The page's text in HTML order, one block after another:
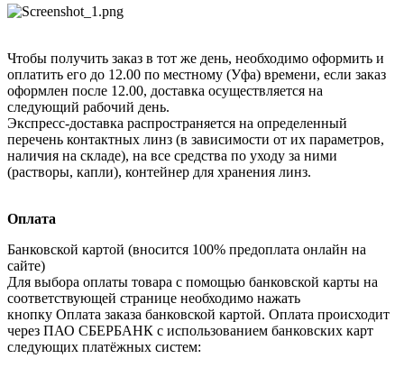
Чтобы получить заказ в тот же день, необходимо оформить и
оплатить его до 12.00 по местному (Уфа) времени, если заказ
оформлен после 12.00, доставка осуществляется на
следующий рабочий день.
Экспресс-доставка распространяется на определенный
перечень контактных линз (в зависимости от их параметров,
наличия на складе), на все средства по уходу за ними
(растворы, капли), контейнер для хранения линз.
Оплата
Банковской картой (вносится 100% предоплата онлайн на
сайте)
Для выбора оплаты товара с помощью банковской карты на
соответствующей странице необходимо нажать
кнопку Оплата заказа банковской картой. Оплата происходит
через ПАО СБЕРБАНК с использованием банковских карт
следующих платёжных систем: